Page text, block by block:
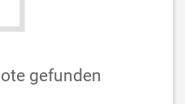
gefunden